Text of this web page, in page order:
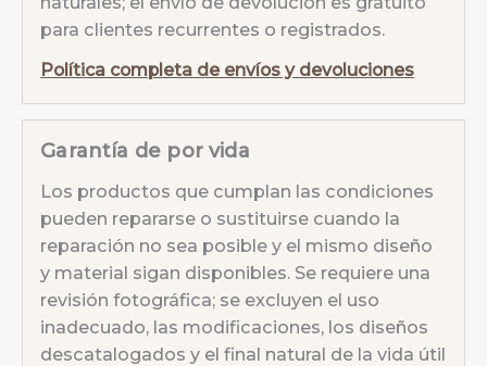
para clientes recurrentes o registrados.
Política completa de envíos y devoluciones
Garantía de por vida
Los productos que cumplan las condiciones
pueden repararse o sustituirse cuando la
reparación no sea posible y el mismo diseño
y material sigan disponibles. Se requiere una
revisión fotográfica; se excluyen el uso
inadecuado, las modificaciones, los diseños
descatalogados y el final natural de la vida útil